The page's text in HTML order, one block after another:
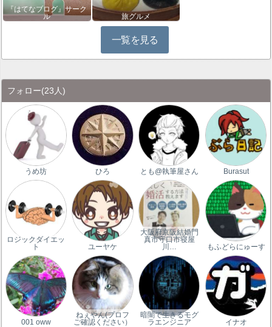
『はてなブログ』サーク
ル
旅グルメ
一覧を見る
フォロー(23人)
うめ坊 ひろ とも@執筆屋さん Burasut
ロジックダイエッ
ト
ユーヤケ
大阪府京阪結婚門
真市守口市寝屋
川…
もふどらにゅーす
001 oww
ねぇやん(プロフ
ご確認ください）
暗闇で生きるモグ
ラエンジニア
イナオ